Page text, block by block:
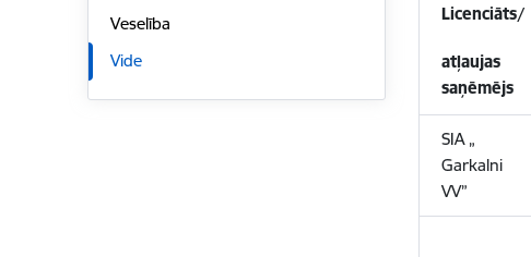
Veselība
Vide
Licenciāts/
atļaujas
saņēmējs
SIA „
Garkalni
VV”